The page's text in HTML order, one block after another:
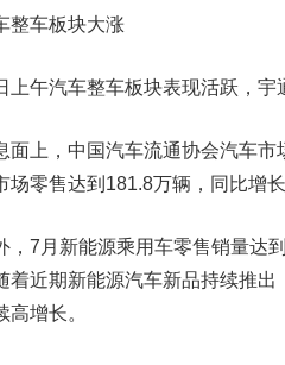
车板块大涨
午汽车整车板块表现活跃， 宇
，中国汽车流通协会汽车市
场零售达到181.8万辆，同比增
月新能源乘用车零售销量达到
着近期新能源汽车新品持续推出
高增长。